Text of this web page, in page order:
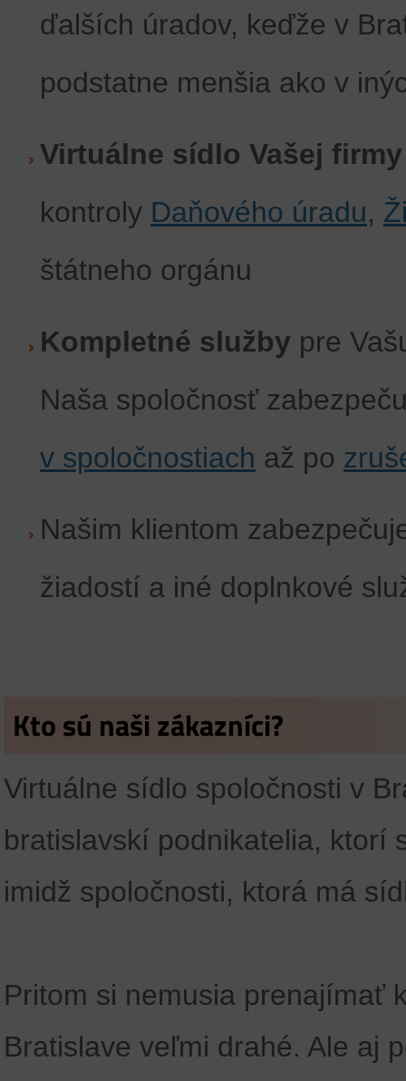
ďalších úradov, keďže v
podstatne menšia ako v
Virtuálne sídlo Vašej firmy
kontroly Daňového úradu,
štátneho orgánu
Kompletné služby pre
Naša spoločnosť
v spoločnostiach až po
Našim klientom
žiadostí a iné doplnkové
Kto sú naši zákazníci?
Virtuálne sídlo spoločnosti v
bratislavskí podnikatelia, ktorí
imidž spoločnosti, ktorá má
Pritom si nemusia prenajímať
Bratislave veľmi drahé. Ale aj